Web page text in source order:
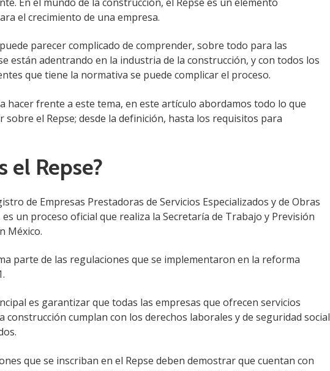
el crecimiento de una empresa.
parecer complicado de comprender, sobre todo para las
están adentrando en la industria de la construcción, y con todos los
que tiene la normativa se puede complicar el proceso.
hacer frente a este tema, en este artículo abordamos todo lo que
sobre el Repse; desde la definición, hasta los requisitos para
el Repse?
de Empresas Prestadoras de Servicios Especializados y de Obras
es un proceso oficial que realiza la Secretaría de Trabajo y Previsión
México.
parte de las regulaciones que se implementaron en la reforma
es garantizar que todas las empresas que ofrecen servicios
construcción cumplan con los derechos laborales y de seguridad social
que se inscriban en el Repse deben demostrar que cuentan con